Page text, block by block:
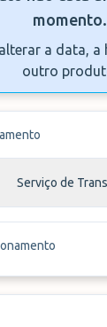
momento.
a data,
outro
Serviço de